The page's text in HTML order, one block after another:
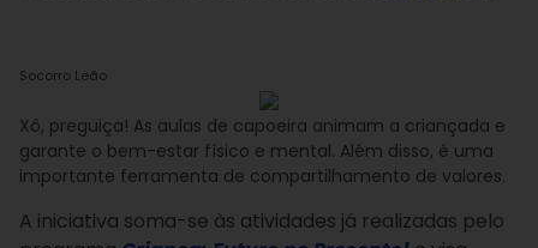
Socorro Leão
Xô, preguiça! As aulas de capoeira animam a criançada e
garante o bem-estar físico e mental. Além disso, é uma
importante ferramenta de compartilhamento de valores.
A iniciativa soma-se às atividades já realizadas pelo